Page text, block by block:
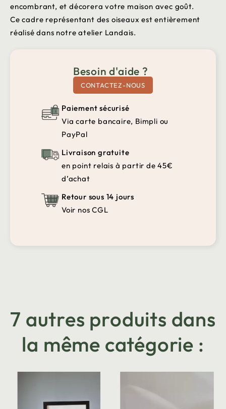
encombrant, et décorera votre maison avec goût.
Ce cadre représentant des oiseaux est entièrement
réalisé dans notre atelier Landais.
Besoin d'aide ?
CONTACTEZ-NOUS
Paiement sécurisé
Via carte bancaire, Bimpli ou
PayPal
Livraison gratuite
en point relais à partir de 45€
d’achat
Retour sous 14 jours
Voir nos CGL
7 autres produits dans
la même catégorie :